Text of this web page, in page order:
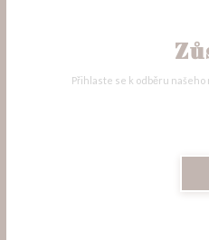
Přihlaste se k odběru